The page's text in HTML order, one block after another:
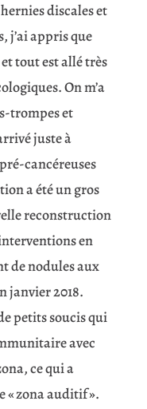
discales et
j’ai appris que
tout est allé très
On m’a
trompes et
juste à
cancéreuses
a été un gros
reconstruction
en
de nodules aux
janvier 2018.
petits soucis qui
avec
ce qui a
« zona auditif ».